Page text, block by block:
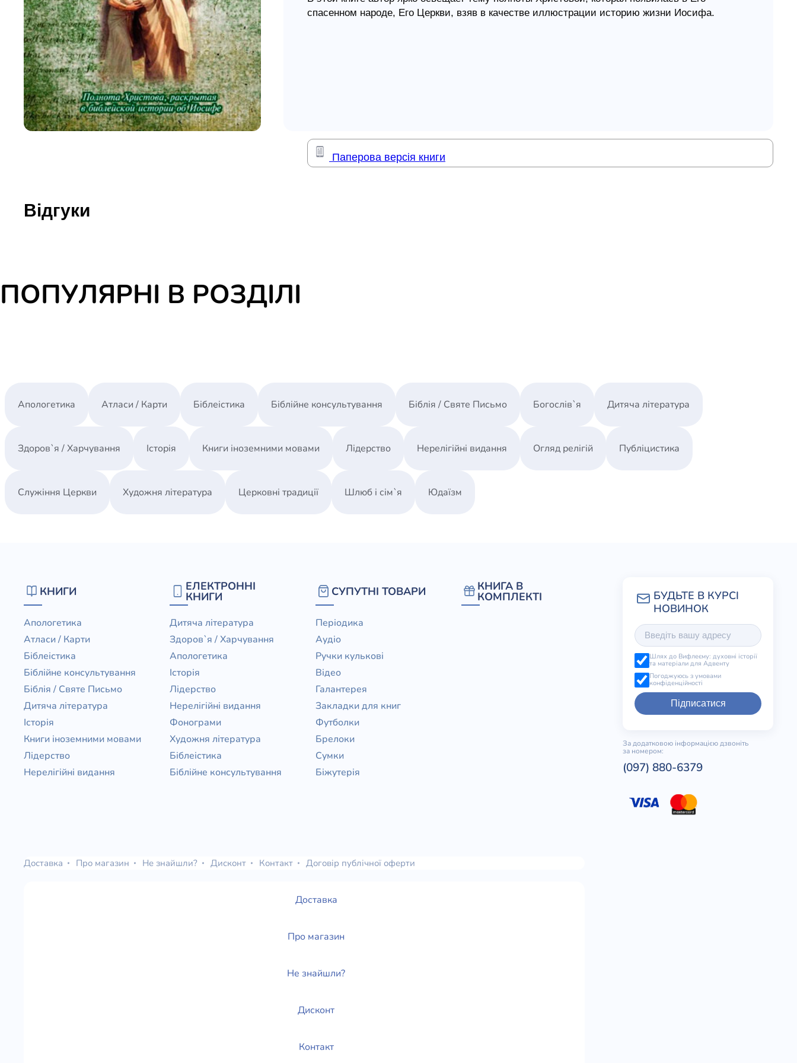
Юдаїзм
Огляд релігій
Художня література
Паперова версія книги
спасенном народе, Его Церкви, взяв в качестве иллюстрации историю жизни Иосифа.
5. Иосиф открывается своим братьям
6. Иосиф открывается своим братьям и утешает их
7. Возвышение Иосифа в Египте
Відгуки
ПОПУЛЯРНІ В РОЗДІЛІ
Апологетика Атласи / Карти Біблеістика Біблійне консультування Біблія / Святе Письмо Богослів`я Дитяча література
Здоров`я / Харчування Історія Книги іноземними мовами Лідерство Нерелігійні видання Огляд релігій Публіцистика
Служіння Церкви Художня література Церковні традиції Шлюб і сім`я Юдаїзм
КНИГИ
Апологетика
Атласи / Карти
Біблеістика
Біблійне консультування
Біблія / Святе Письмо
Дитяча література
Історія
Книги іноземними мовами
Лідерство
Нерелігійні видання
ЕЛЕКТРОННІ
КНИГИ
Дитяча література
Здоров`я / Харчування
Апологетика
Історія
Лідерство
Нерелігійні видання
Фонограми
Художня література
Біблеістика
Біблійне консультування
СУПУТНІ ТОВАРИ
Періодика
Аудіо
Ручки кулькові
Відео
Галантерея
Закладки для книг
Футболки
Брелоки
Сумки
Біжутерія
КНИГА В
КОМПЛЕКТІ
Шлях до Вифлеєму: духовні історії
та матеріали для Адвенту
Погоджуюсь з умовами
конфіденційності
Підписатися
За додатковою інформацією дзвоніть
за номером:
(097) 880-6379
Доставка Про магазин Не знайшли? Дисконт Контакт Договір публічної оферти
Доставка
Про магазин
Не знайшли?
Дисконт
Контакт